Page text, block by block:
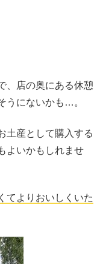
、店の奥にある休憩
うにないかも…。
土産として購入する
よいかもしれませ
てよりおいしくいた